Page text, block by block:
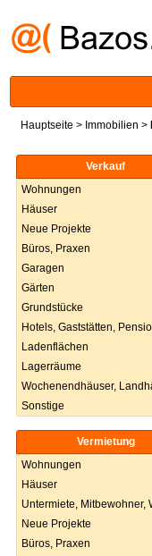
Hauptseite > Immobilien >
Verkauf
Wohnungen
Häuser
Neue Projekte
Büros, Praxen
Garagen
Gärten
Grundstücke
Hotels, Gaststätten,
Ladenflächen
Lagerräume
Wochenendhäuser,
Sonstige
Vermietung
Wohnungen
Häuser
Untermiete, Mitbewohner,
Neue Projekte
Büros, Praxen